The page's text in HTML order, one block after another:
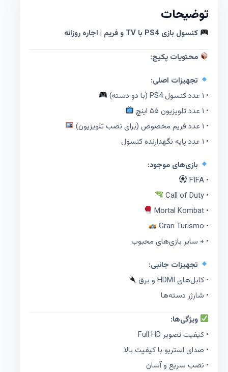
توضیحات
کنسول بازی PS4 با TV و فریم | اجاره روزانه
محتویات پکیج:
تجهیزات اصلی:
• ۱ عدد کنسول PS4 (با دو دسته)
• ۱ عدد تلویزیون ۵۵ اینچ
• ۱ عدد فریم مخصوص (برای نصب تلویزیون)
• ۱ عدد پایه نگهدارنده کنسول
بازی‌های موجود:
• FIFA
• Call of Duty
• Mortal Kombat
• Gran Turismo
• + سایر بازی‌های محبوب
تجهیزات جانبی:
• کابل‌های HDMI و برق
• شارژر دسته‌ها
ویژگی‌ها:
• کیفیت تصویر Full HD
• صدای استریو با کیفیت بالا
• نصب سریع و آسان